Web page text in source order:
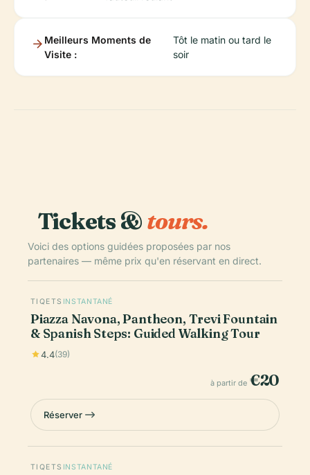
Meilleurs Moments de
Visite :
Tôt le matin ou tard le
soir
Tickets &tours.
Voici des options guidées proposées par nos
partenaires — même prix qu'en réservant en direct.
TIQETS INSTANTANÉ
Piazza Navona, Pantheon, Trevi Fountain
& Spanish Steps: Guided Walking Tour
4.4(39)
à partir de €20
Réserver
TIQETS INSTANTANÉ